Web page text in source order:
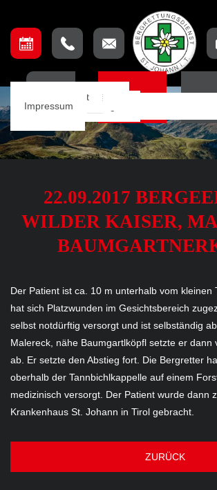
Einsätze
Einsatzbeschreibung
Einsatzkarte
Mannschaft
Ausbildungsteam
Aufnahmebedingungen
Lage & Anfahrt
Impressum
22.09.2017
WILDER KAISER,
Der Patient ist ca. 10 m unterhalb vom kleinen
hat sich Platzwunden im Gesichtsbereich
selbst notdürftig versorgt und ist selbständig
Malereck, nähe Baumgartlköpfl setzte er dann
ab. Er setzte den Abstieg fort. Die Bergretter
oberhalb der Tannbichlkappelle auf einem
medizinisch versorgt. Der Patient wurde dann
Krankenhaus St. Johann in Tirol gebracht.
ZURÜCK